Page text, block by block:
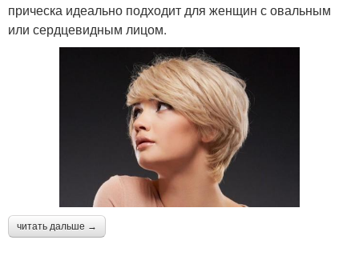
прическа идеально подходит для женщин с овальным
или сердцевидным лицом.
читать дальше →